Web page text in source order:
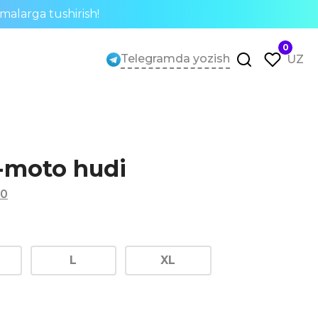
tushirish!
Telegramda yozish
0
UZ
hudi
0
L XL